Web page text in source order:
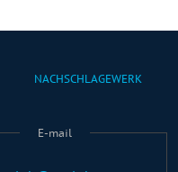
NACHSCHLAGEWERK
E-mail